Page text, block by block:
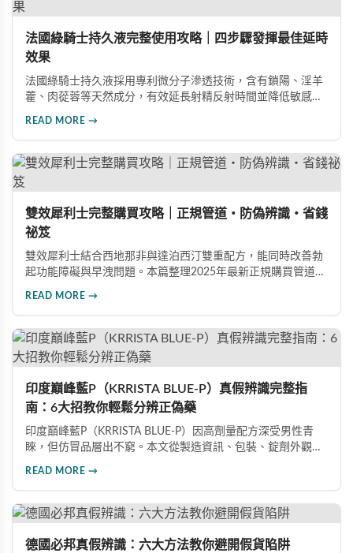
法國綠騎士持久液完整使用攻略｜四步驟發揮最佳延時
效果
法國綠騎士持久液採用專利微分子滲透技術，含有鎖陽、淫羊
藿、肉蓯蓉等天然成分，有效延長射精反射時間並降低敏感
READ MORE →
雙效犀利士完整購買攻略｜正規管道・防偽辨識・省錢
祕笈
雙效犀利士結合西地那非與達泊西汀雙重配方，能同時改善勃
起功能障礙與早洩問題。本篇整理2025年最新正規購買管道、
READ MORE →
印度巔峰藍P（KRRISTA BLUE-P）真假辨識完整指
南：6大招教你輕鬆分辨正偽藥
印度巔峰藍P（KRRISTA BLUE-P）因高劑量配方深受男性青
睞，但仿冒品層出不窮。本文從製造資訊、包裝、錠劑外觀、
READ MORE →
德國必邦真假辨識：六大方法教你避開假貨陷阱